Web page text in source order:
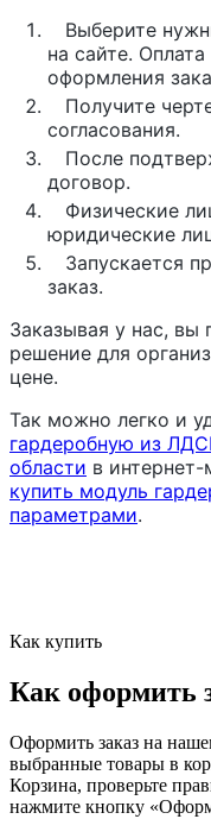
Выберите
на сайте.
оформления
Получите
согласования.
После
договор.
Физические
юридические
Запускается
заказ.
Заказывая у нас, вы
решение для
цене.
Так можно легко и
гардеробную из
области в
купить модуль
параметрами.
Как купить
Как оформить
Оформить заказ на
выбранные товары в
Корзина, проверьте
нажмите кнопку